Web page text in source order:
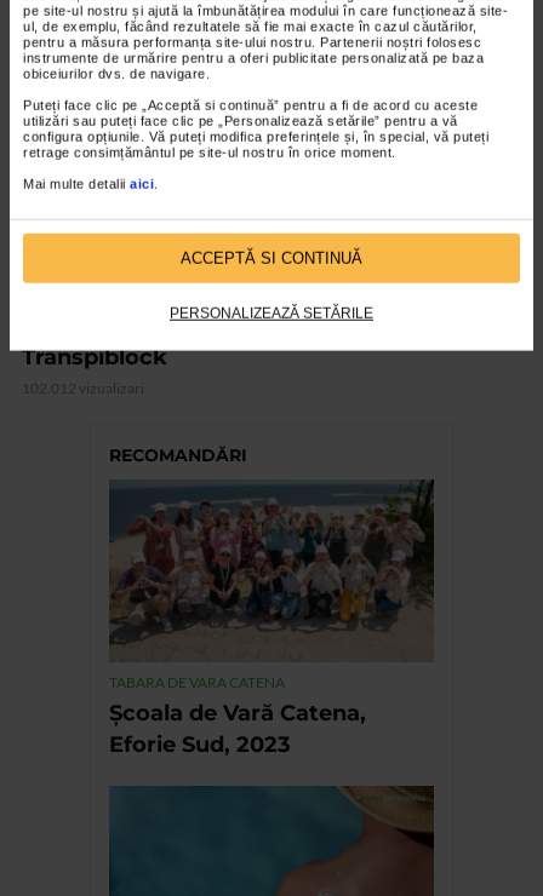
pe site-ul nostru și ajută la îmbunătățirea modului în care funcționează site-
ul, de exemplu, făcând rezultatele să fie mai exacte în cazul căutărilor,
pentru a măsura performanța site-ului nostru. Partenerii noștri folosesc
instrumente de urmărire pentru a oferi publicitate personalizată pe baza
obiceiurilor dvs. de navigare.
Puteți face clic pe „Acceptă si continuă” pentru a fi de acord cu aceste
utilizări sau puteți face clic pe „Personalizează setările” pentru a vă
configura opțiunile. Vă puteți modifica preferințele și, în special, vă puteți
retrage consimțământul pe site-ul nostru în orice moment.
Mai multe detalii aici.
ACCEPTĂ SI CONTINUĂ
PERSONALIZEAZĂ SETĂRILE
VIDEO
CATENA RECOMANDA
Transpiblock
102.012 vizualizari
RECOMANDĂRI
TABARA DE VARA CATENA
Școala de Vară Catena,
Eforie Sud, 2023